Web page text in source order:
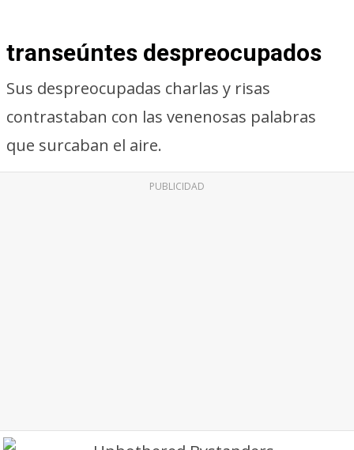
transeúntes despreocupados
Sus despreocupadas charlas y risas
contrastaban con las venenosas palabras
que surcaban el aire.
PUBLICIDAD